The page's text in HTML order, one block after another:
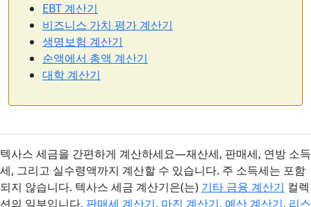
EBT 계산기
비즈니스 가치 평가 계산기
생명보험 계산기
순액에서 총액 계산기
대학 계산기
텍사스 세금을 간편하게 계산하세요—재산세, 판매세, 연방 소득
세, 그리고 실수령액까지 계산할 수 있습니다. 주 소득세는 포함
되지 않습니다. 텍사스 세금 계산기은(는) 기타 금융 계산기 컬렉
션의 일부입니다. 판매세 계산기, 마진 계산기, 예산 계산기, 리스